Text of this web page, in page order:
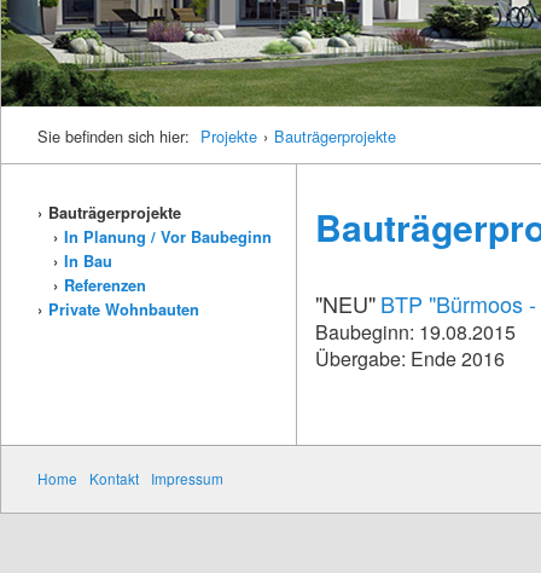
Sie befinden sich hier: Projekte › Bauträgerprojekte
Bauträgerprojekte
In Planung / Vor Baubeginn
In Bau
Referenzen
Private Wohnbauten
"NEU"BTP "Bürmoos
Baubeginn: 19.08.2015
Übergabe: Ende 2016
Home Kontakt Impressum